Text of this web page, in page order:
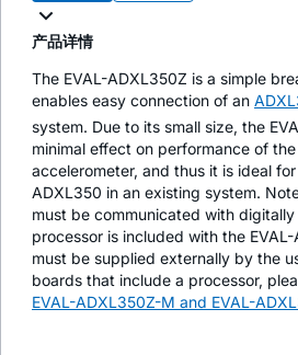
产品详情
The EVAL-ADXL350Z is a simple
enables easy connection of an
system. Due to its small size, the
minimal effect on performance of
accelerometer, and thus it is ideal
ADXL350 in an existing system.
must be communicated with
processor is included with the
must be supplied externally by the
boards that include a processor,
EVAL-ADXL350Z-M and EVAL-